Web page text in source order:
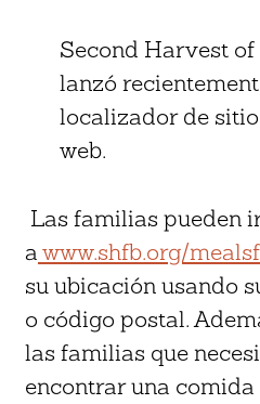
Second Harvest
lanzó
localizador de
web.
Las familias pueden
a www.shfb.org/
su ubicación usando
o código postal.
las familias que
encontrar una